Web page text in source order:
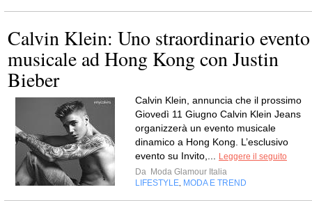
Calvin Klein: Uno straordinario evento
musicale ad Hong Kong con Justin
Bieber
Calvin Klein, annuncia che il prossimo
Giovedì 11 Giugno Calvin Klein Jeans
organizzerà un evento musicale
dinamico a Hong Kong. L’esclusivo
evento su Invito,...
Leggere il seguito
Da Moda Glamour Italia
LIFESTYLE MODA E TREND